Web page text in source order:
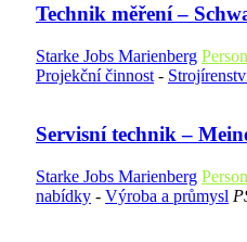
Technik měření –
Starke Jobs Marienberg
Projekční činnost -
Servisní technik –
Starke Jobs Marienberg
nabídky - Výroba a průmysl